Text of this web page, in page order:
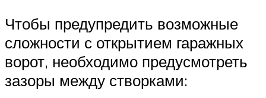
Чтобы предупредить возможные
сложности с открытием гаражных
ворот, необходимо предусмотреть
зазоры между створками: